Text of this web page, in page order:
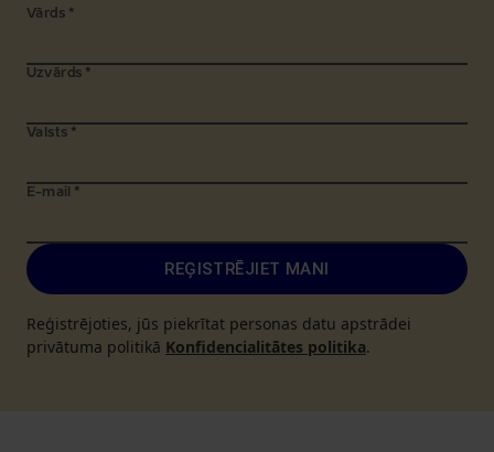
Vārds *
Uzvārds *
Valsts *
E-mail *
REĢISTRĒJIET MANI
Reģistrējoties, jūs piekrītat personas datu apstrādei
privātuma politikā Konfidencialitātes politika.